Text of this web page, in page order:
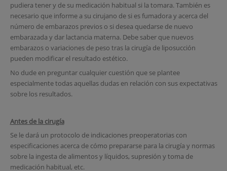
pudiera tener y de su medicación habitual si la tomara. También es
necesario que informe a su cirujano de si es fumadora y acerca del
número de embarazos previos o si desea quedarse de nuevo
embarazada y dar lactancia materna. Debe saber que nuevos
embarazos o variaciones de peso tras la cirugía de liposucción
pueden modificar el resultado estético.
No dude en preguntar cualquier cuestión que se plantee
especialmente todas aquellas dudas en relación con sus expectativas
sobre los resultados.
Antes de la cirugía
Se le dará un protocolo de indicaciones preoperatorias con
especificaciones acerca de cómo prepararse para la cirugía y normas
sobre la ingesta de alimentos y líquidos, supresión y toma de
medicación habitual, etc.